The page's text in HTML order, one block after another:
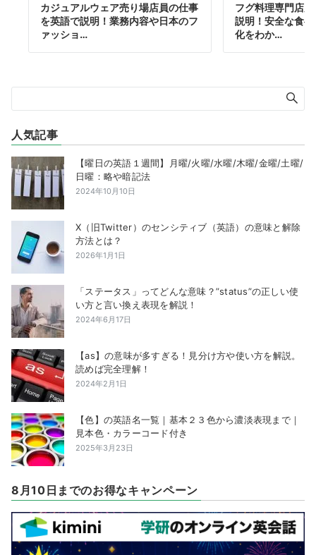
カジュアルウェア売り場店員の仕事
を英語で説明！業務内容や日本のフ
ァッショ…
フグ料理専門店
説明！安全な食
化をわか…
人気記事
【曜日の英語１週間】月曜/火曜/水曜/木曜/金曜/土曜/
日曜：略や暗記法
2024年10月10日
X（旧Twitter）のセンシティブ（英語）の意味と解除
方法とは？
2026年1月1日
「ステータス」ってどんな意味？”status”の正しい使
い方と言い換え表現を解説！
2024年6月17日
【as】の意味が多すぎる！見分け方や使い方を解説。
読めば完全理解！
2024年2月1日
【色】の英語名一覧｜基本２３色から濃淡表現まで｜
見本色・カラーコード付き
2025年3月23日
8月10日までのお得なキャンペーン